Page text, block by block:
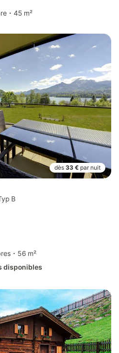
45 m²
dès 33 € par nuit
B
56 m²
disponibles